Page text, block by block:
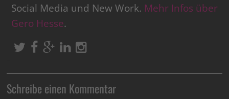
Social Media und New Work. Mehr Infos über
Gero Hesse.
Schreibe einen Kommentar